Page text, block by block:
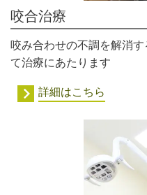
咬合治療
咬み合わせの不調を解消
て治療にあたります
詳細はこちら